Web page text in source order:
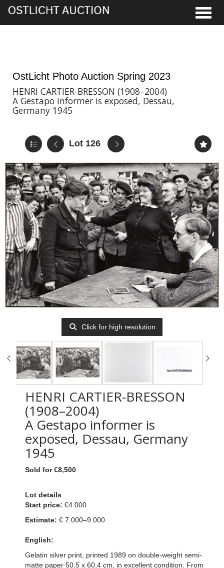
OstLicht Photo Auction Spring 2023
HENRI CARTIER-BRESSON (1908–2004)
A Gestapo informer is exposed, Dessau,
Germany 1945
Lot 126
Click for high resolution
HENRI CARTIER-BRESSON
(1908–2004)
A Gestapo informer is
exposed, Dessau, Germany
1945
Sold for €8,500
Lot details
Start price: €4.000
Estimate: € 7.000–9.000
English:
Gelatin silver print, printed 1989 on double-weight semi-
matte paper 50,5 x 60,4 cm, in excellent condition. From